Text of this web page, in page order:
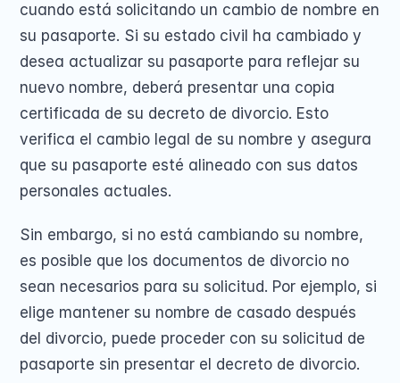
cuando está solicitando un cambio de nombre en
su pasaporte. Si su estado civil ha cambiado y
desea actualizar su pasaporte para reflejar su
nuevo nombre, deberá presentar una copia
certificada de su decreto de divorcio. Esto
verifica el cambio legal de su nombre y asegura
que su pasaporte esté alineado con sus datos
personales actuales.
Sin embargo, si no está cambiando su nombre,
es posible que los documentos de divorcio no
sean necesarios para su solicitud. Por ejemplo, si
elige mantener su nombre de casado después
del divorcio, puede proceder con su solicitud de
pasaporte sin presentar el decreto de divorcio.